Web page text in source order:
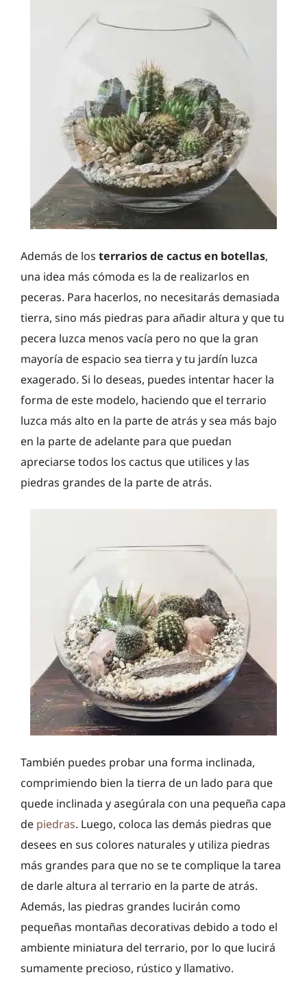
Además de los terrarios de cactus en botellas,
una idea más cómoda es la de realizarlos en
peceras. Para hacerlos, no necesitarás demasiada
tierra, sino más piedras para añadir altura y que tu
pecera luzca menos vacía pero no que la gran
mayoría de espacio sea tierra y tu jardín luzca
exagerado. Si lo deseas, puedes intentar hacer la
forma de este modelo, haciendo que el terrario
luzca más alto en la parte de atrás y sea más bajo
en la parte de adelante para que puedan
apreciarse todos los cactus que utilices y las
piedras grandes de la parte de atrás.
También puedes probar una forma inclinada,
comprimiendo bien la tierra de un lado para que
quede inclinada y asegúrala con una pequeña capa
de piedras. Luego, coloca las demás piedras que
desees en sus colores naturales y utiliza piedras
más grandes para que no se te complique la tarea
de darle altura al terrario en la parte de atrás.
Además, las piedras grandes lucirán como
pequeñas montañas decorativas debido a todo el
ambiente miniatura del terrario, por lo que lucirá
sumamente precioso, rústico y llamativo.